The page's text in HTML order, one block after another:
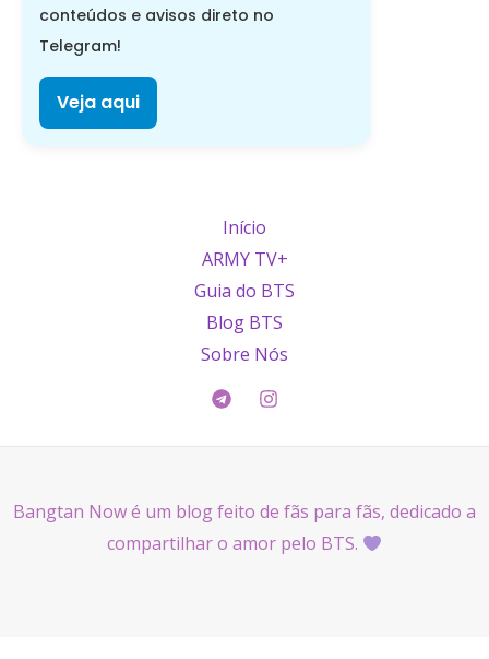
conteúdos e avisos direto no
Telegram!
Veja aqui
Início
ARMY TV+
Guia do BTS
Blog BTS
Sobre Nós
Bangtan Now é um blog feito de fãs para fãs, dedicado a
compartilhar o amor pelo BTS.